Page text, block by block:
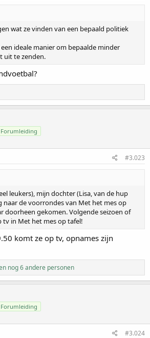
wat ze vinden van een bepaald politiek
ideale manier om bepaalde minder
uit te zenden.
Forumleiding
#3.023
leukers), mijn dochter (Lisa, van de hup
naar de voorrondes van Met het mes op
doorheen gekomen. Volgende seizoen of
tv in Met het mes op tafel!
komt ze op tv, opnames zijn
nog 6 andere personen
Forumleiding
#3.024